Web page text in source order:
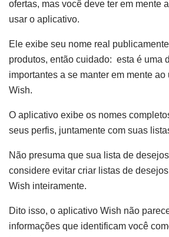
ofertas, mas você deve ter em mente
usar o aplicativo.
Ele exibe seu nome real
produtos, então cuidado: esta é uma
importantes a se manter em mente
Wish.
O aplicativo exibe os nomes
seus perfis, juntamente com suas
Não presuma que sua lista de
considere evitar criar listas de
Wish inteiramente.
Dito isso, o aplicativo Wish não
informações que identificam você